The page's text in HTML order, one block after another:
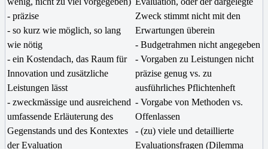
- präzise
- so kurz wie möglich, so lang
wie nötig
- ein Kostendach, das Raum für
Innovation und zusätzliche
Leistungen lässt
- zweckmässige und ausreichend
umfassende Erläuterung des
Gegenstands und des Kontextes
der Evaluation
Zweck stimmt nicht mit den
Erwartungen überein
- Budgetrahmen nicht angegeben
- Vorgaben zu Leistungen nicht
präzise genug vs. zu
ausführliches Pflichtenheft
- Vorgabe von Methoden vs.
Offenlassen
- (zu) viele und detaillierte
Evaluationsfragen (Dilemma